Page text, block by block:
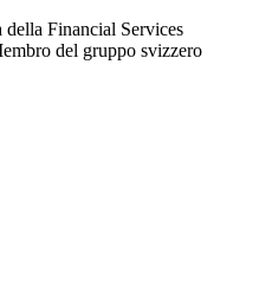
Financial Services
del gruppo svizzero